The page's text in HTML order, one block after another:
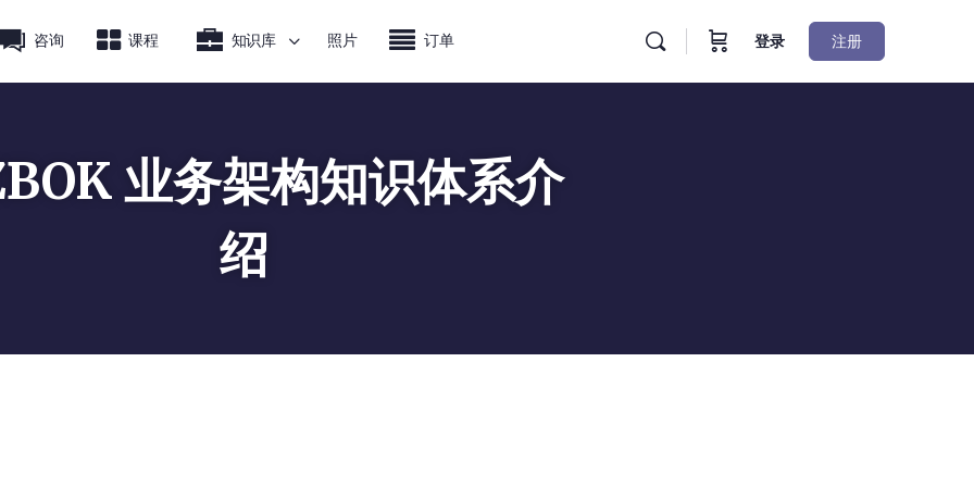
咨询 课程 知识库 照片 订单 登录 注册
业务架构知识体系介
绍